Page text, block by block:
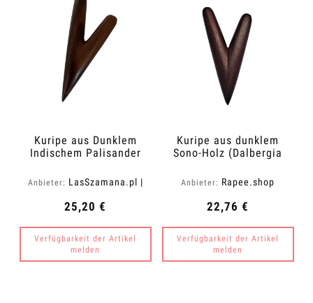
Kuripe aus Dunklem
Indischem Palisander
Anbieter: LasSzamana.pl |
25,20 €
Verfügbarkeit der Artikel
melden
Kuripe aus dunklem
Sono-Holz (Dalbergia
Anbieter: Rapee.shop
22,76 €
Verfügbarkeit der Artikel
melden